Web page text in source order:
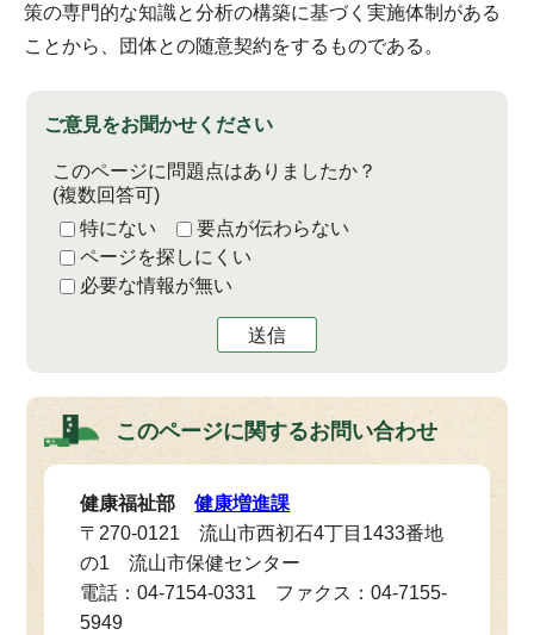
策の専門的な知識と分析の構築に基づく実施体制がある
ことから、団体との随意契約をするものである。
ご意見をお聞かせください
このページに問題点はありましたか？
(複数回答可)
特にない
要点が伝わらない
ページを探しにくい
必要な情報が無い
送信
このページに関するお問い合わせ
健康福祉部健康増進課
〒270-0121 流山市西初石4丁目1433番地
の1 流山市保健センター
電話：04-7154-0331 ファクス：04-7155-
5949